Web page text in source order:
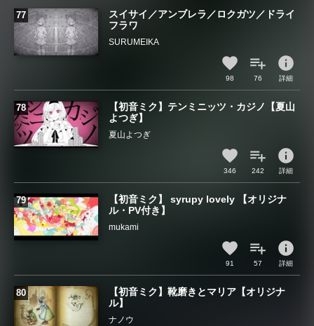
スイサイ／アンブレラ／ロクガツ／ドライ
フラワ
SURUMEIKA
98 76
info
詳細
【初音ミク】テンミニッツ・カジノ【夏山
よつぎ】
夏山よつぎ
346 242
info
詳細
【初音ミク】 syrupy lovely 【オリジナ
ル・PV付き】
mukami
91 57
info
詳細
【初音ミク】靴磨きとマリア【オリジナ
ル】
ナノウ